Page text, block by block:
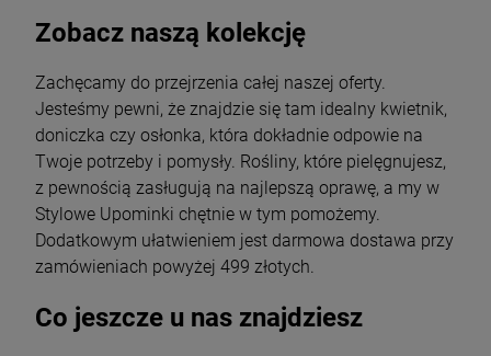
Zobacz naszą kolekcję
Zachęcamy do przejrzenia całej naszej oferty.
Jesteśmy pewni, że znajdzie się tam idealny kwietnik,
doniczka czy osłonka, która dokładnie odpowie na
Twoje potrzeby i pomysły. Rośliny, które pielęgnujesz,
z pewnością zasługują na najlepszą oprawę, a my w
Stylowe Upominki chętnie w tym pomożemy.
Dodatkowym ułatwieniem jest darmowa dostawa przy
zamówieniach powyżej 499 złotych.
Co jeszcze u nas znajdziesz